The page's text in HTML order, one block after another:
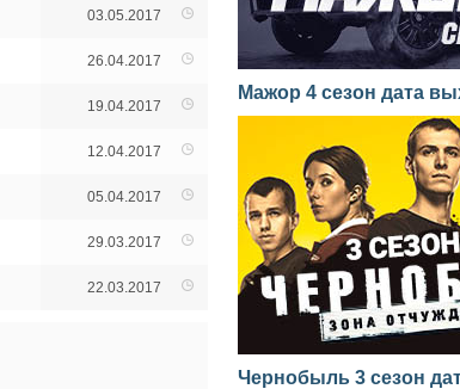
03.05.2017
26.04.2017
19.04.2017
12.04.2017
05.04.2017
29.03.2017
22.03.2017
Мажор 4 сезон дата
Чернобыль 3 сезон